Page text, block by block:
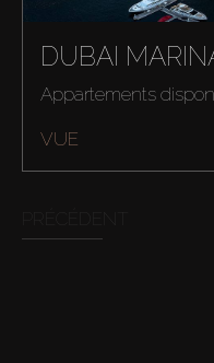
Acheter
Louer
DUBAI
Appartements
VUE